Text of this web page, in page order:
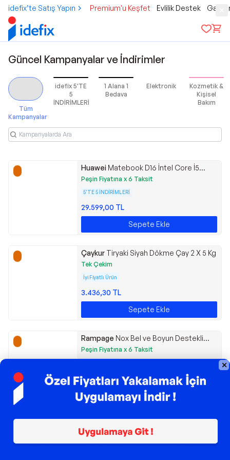
idefix’te Satış Yapın Premium'u Keşfet Evlilik Destek
Güncel Kampanyalar ve İndirimler
Tüm
Kampanyalar
idefix 5'TE
5
İNDİRİMLERİ
1 Alana 1
Bedava
Elektronik
Kozmetik &
Kişisel
Bakım
Huawei Matebook D16 İntel Core İ5
13420H 16Gb 512Gb Ssd Freedos 16"
Taşınabilir Bilgisayar - 512 Gb - 16 Gb
Peşin Fiyatına x 6 Taksit
5'TE 5 İNDİRİMLERİ
29.599,00 TL
Sepete Ekle
Çaykur Tiryaki Siyah Dökme Çay 2 X 5 Kg
Tek Çekim
İyi Fiyatlı Ürün
3.436,30 TL
Sepete Ekle
Rampage Nox Bel ve Boyun Destekli
Carbon Deri Siyah/Kırmızı Oyuncu
Koltuğu KL-R43
Peşin Fiyatına x 6 Taksit
6.499,00TL
Sepete Ekle
Siyah
Peşin Fiyatına x 6 Taksit